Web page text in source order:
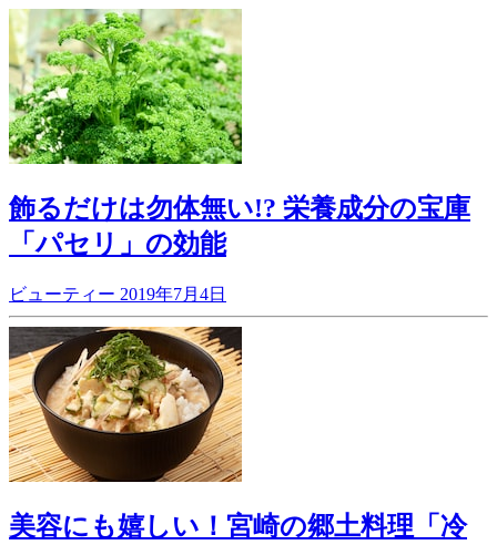
飾るだけは勿体無い!? 栄養成分の宝庫
「パセリ」の効能
ビューティー 2019年7月4日
美容にも嬉しい！宮崎の郷土料理「冷